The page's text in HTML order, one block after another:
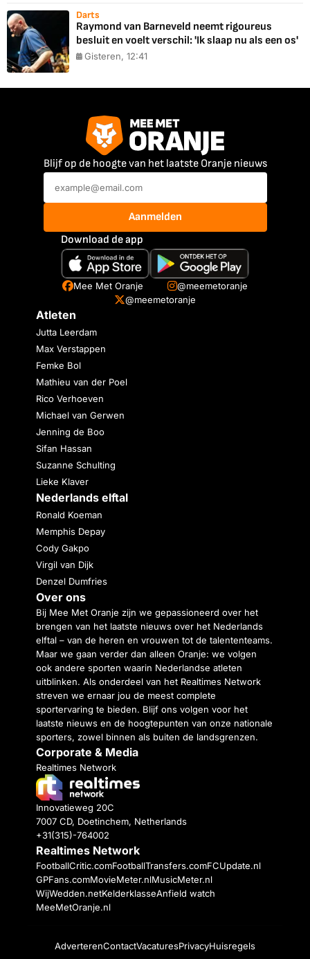
Darts
Raymond van Barneveld neemt rigoureus
besluit en voelt verschil: 'Ik slaap nu als een os'
Gisteren, 12:41
Blijf op de hoogte van het laatste Oranje nieuws
Aanmelden
Download de app
Mee Met Oranje
@meemetoranje
@meemetoranje
Atleten
Jutta Leerdam
Max Verstappen
Femke Bol
Mathieu van der Poel
Rico Verhoeven
Michael van Gerwen
Jenning de Boo
Sifan Hassan
Suzanne Schulting
Lieke Klaver
Nederlands elftal
Ronald Koeman
Memphis Depay
Cody Gakpo
Virgil van Dijk
Denzel Dumfries
Over ons
Bij Mee Met Oranje zijn we gepassioneerd over het
brengen van het laatste nieuws over het Nederlands
elftal – van de heren en vrouwen tot de talententeams.
Maar we gaan verder dan alleen Oranje: we volgen
ook andere sporten waarin Nederlandse atleten
uitblinken. Als onderdeel van het Realtimes Network
streven we ernaar jou de meest complete
sportervaring te bieden. Blijf ons volgen voor het
laatste nieuws en de hoogtepunten van onze nationale
sporters, zowel binnen als buiten de landsgrenzen.
Corporate & Media
Realtimes Network
Innovatieweg 20C
7007 CD, Doetinchem, Netherlands
+31(315)-764002
Realtimes Network
FootballCritic.comFootballTransfers.comFCUpdate.nl
GPFans.comMovieMeter.nlMusicMeter.nl
WijWedden.netKelderklasseAnfield watch
MeeMetOranje.nl
AdverterenContactVacaturesPrivacyHuisregels